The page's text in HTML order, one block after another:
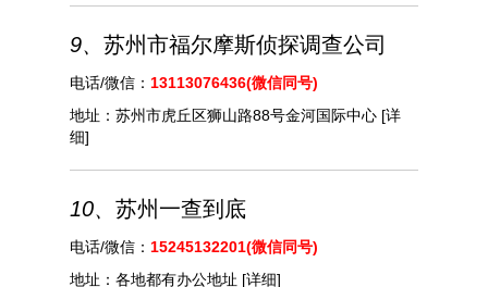
9、 苏州市‌‌福尔摩斯侦探调查公司
电话/微信： 13113076436(微信同号)
地址： 苏州市虎丘区狮山路88号金河国际中心 [详
细]
10、 苏州一查到底
电话/微信： 15245132201(微信同号)
地址： 各地都有办公地址 [详细]